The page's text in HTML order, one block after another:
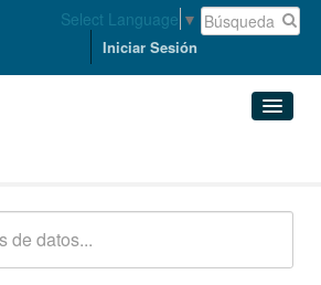
Select Language ▼
Iniciar Sesión